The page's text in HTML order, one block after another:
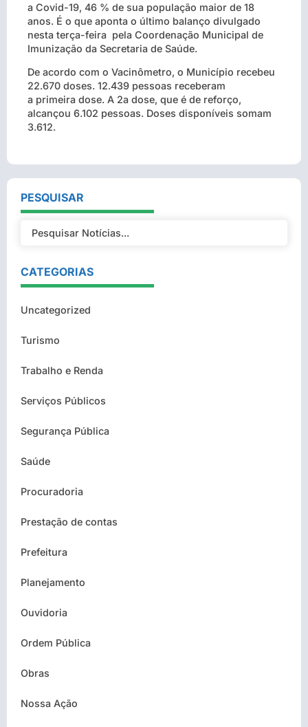
a Covid-19, 46 % de sua população maior de 18
anos. É o que aponta o último balanço divulgado
nesta terça-feira pela Coordenação Municipal de
Imunização da Secretaria de Saúde.
De acordo com o Vacinômetro, o Município recebeu
22.670 doses. 12.439 pessoas receberam
a primeira dose. A 2a dose, que é de reforço,
alcançou 6.102 pessoas. Doses disponíveis somam
3.612.
PESQUISAR
CATEGORIAS
Uncategorized
Turismo
Trabalho e Renda
Serviços Públicos
Segurança Pública
Saúde
Procuradoria
Prestação de contas
Prefeitura
Planejamento
Ouvidoria
Ordem Pública
Obras
Nossa Ação